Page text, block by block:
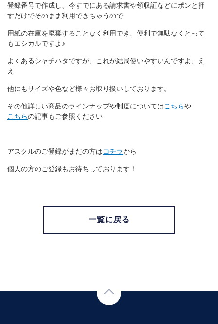
登録番号で作成し、今すでにある請求書や領収証などにポンと押
すだけでそのまま利用できちゃうので
用紙の在庫を廃棄することなく利用でき、便利で無駄なくとって
もエシカルですよ♪
よくあるシャチハタですが、これが結局使いやすいんですよ、え
え
他にもサイズや色など様々お取り扱いしております。
その他詳しい商品のラインナップや制度についてはこちらや
こちらの記事もご参照ください
アスクルのご登録がまだの方はコチラから
個人の方のご登録もお待ちしております！
一覧に戻る